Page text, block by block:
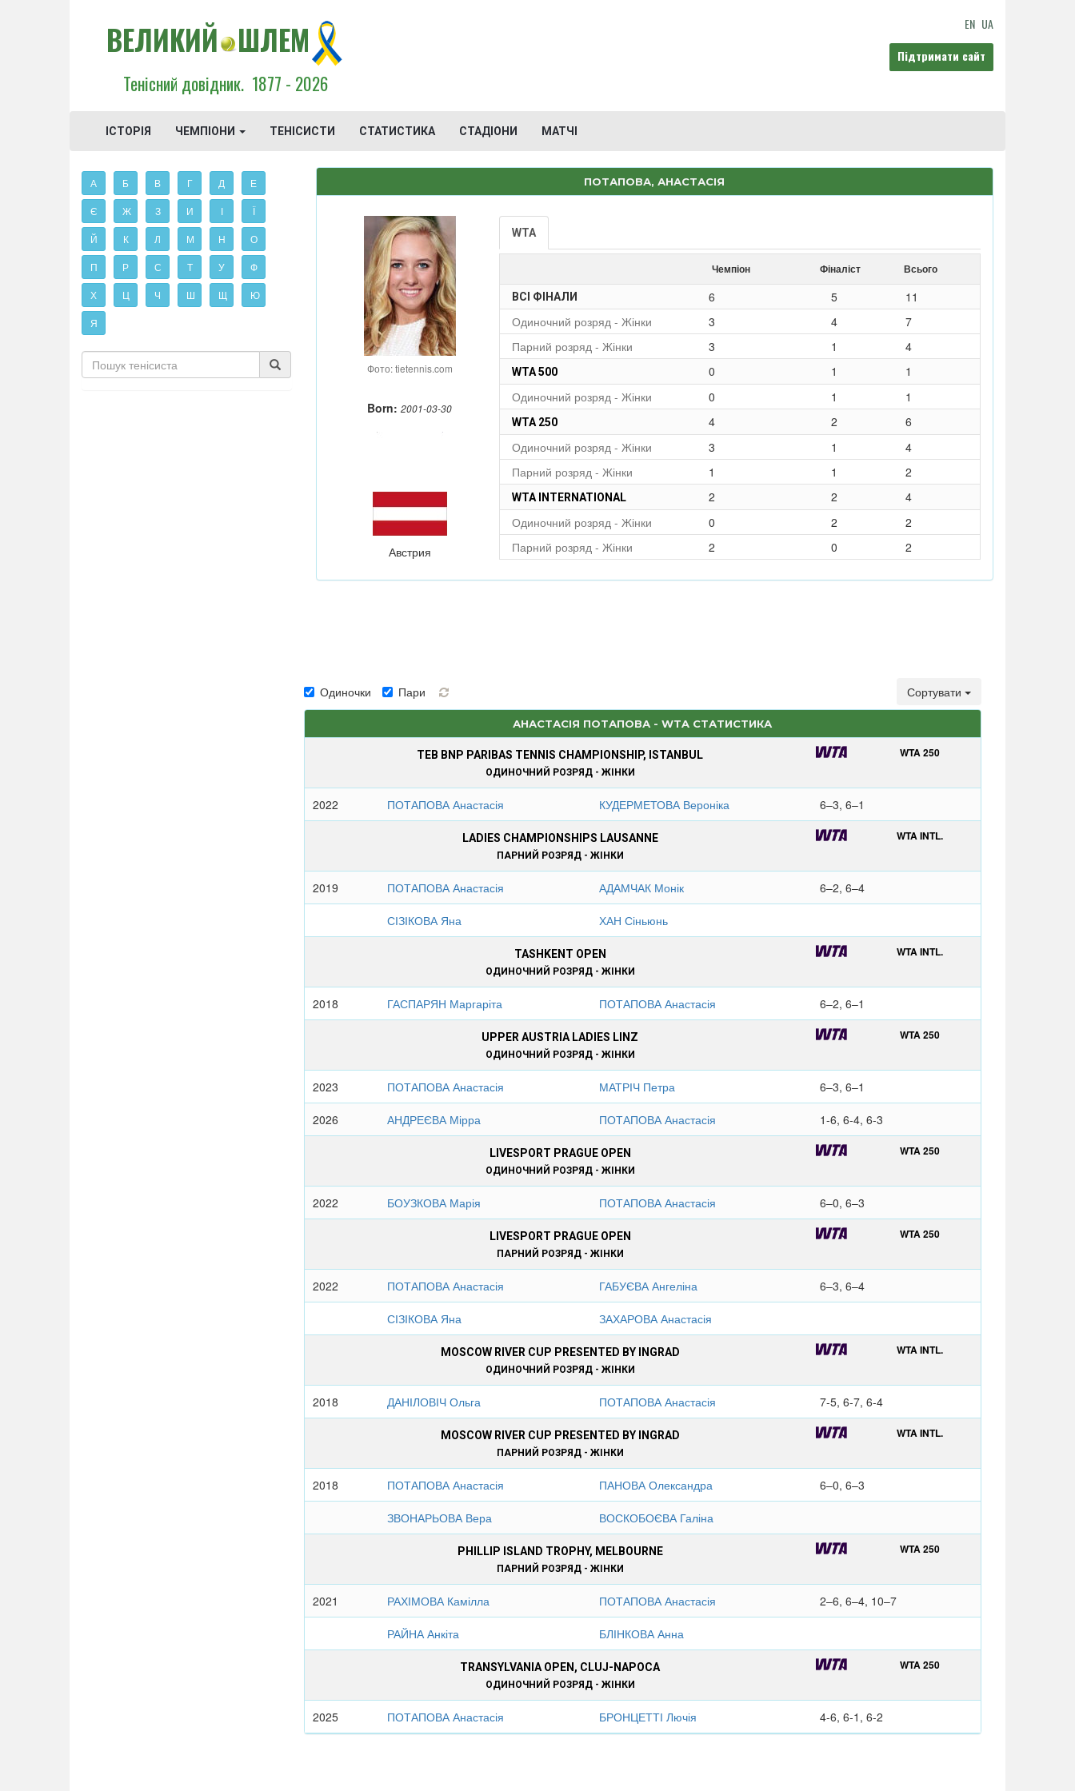
ВЕЛИКИЙ ШЛЕМ
Тенісний довідник. 1877 - 2026
EN UA
Підтримати сайт
ІСТОРІЯ ЧЕМПІОНИ ТЕНІСИСТИ СТАТИСТИКА СТАДІОНИ МАТЧІ
А Б В Г Д Е
Є Ж З И І Ї
Й К Л М Н О
П Р С Т У Ф
Х Ц Ч Ш Щ Ю
Я
ПОТАПОВА, АНАСТАСІЯ
Фото: tietennis.com
Born:2001-03-30
Австрия
WTA
Чемпіон Фіналіст Всього
ВСІ ФІНАЛИ 6 5
11
Одиночний розряд - Жінки
3 4
7
Парний розряд - Жінки
3 1 4
WTA 500 0 1
1
Одиночний розряд - Жінки
0 1 1
WTA 250 4 2
6
Одиночний розряд - Жінки
3 1
4
Парний розряд - Жінки
1 1 2
WTA INTERNATIONAL 2 2
4
Одиночний розряд - Жінки
0 2
2
Парний розряд - Жінки
2 0 2
Одиночки Пари Сортувати
АНАСТАСІЯ ПОТАПОВА - WTA СТАТИСТИКА
TEB BNP PARIBAS TENNIS CHAMPIONSHIP, ISTANBUL
ОДИНОЧНИЙ РОЗРЯД - ЖІНКИ
WTA 250
2022 ПОТАПОВА Анастасія КУДЕРМЕТОВА Вероніка 6–3, 6–1
LADIES CHAMPIONSHIPS LAUSANNE
ПАРНИЙ РОЗРЯД - ЖІНКИ
WTA INTL.
2019 ПОТАПОВА Анастасія АДАМЧАК Монік 6–2, 6–4
СІЗІКОВА Яна ХАН Сіньюнь
TASHKENT OPEN
ОДИНОЧНИЙ РОЗРЯД - ЖІНКИ
WTA INTL.
2018 ГАСПАРЯН Маргаріта ПОТАПОВА Анастасія 6–2, 6–1
UPPER AUSTRIA LADIES LINZ
ОДИНОЧНИЙ РОЗРЯД - ЖІНКИ
WTA 250
2023 ПОТАПОВА Анастасія МАТРІЧ Петра 6–3, 6–1
2026 АНДРЕЄВА Мірра ПОТАПОВА Анастасія 1-6, 6-4, 6-3
LIVESPORT PRAGUE OPEN
ОДИНОЧНИЙ РОЗРЯД - ЖІНКИ
WTA 250
2022 БОУЗКОВА Марія ПОТАПОВА Анастасія 6–0, 6–3
LIVESPORT PRAGUE OPEN
ПАРНИЙ РОЗРЯД - ЖІНКИ
WTA 250
2022 ПОТАПОВА Анастасія ГАБУЄВА Ангеліна 6–3, 6–4
СІЗІКОВА Яна ЗАХАРОВА Анастасія
MOSCOW RIVER CUP PRESENTED BY INGRAD
ОДИНОЧНИЙ РОЗРЯД - ЖІНКИ
WTA INTL.
2018 ДАНІЛОВІЧ Ольга ПОТАПОВА Анастасія 7-5, 6-7, 6-4
MOSCOW RIVER CUP PRESENTED BY INGRAD
ПАРНИЙ РОЗРЯД - ЖІНКИ
WTA INTL.
2018 ПОТАПОВА Анастасія ПАНОВА Олександра 6–0, 6–3
ЗВОНАРЬОВА Вера ВОСКОБОЄВА Галіна
PHILLIP ISLAND TROPHY, MELBOURNE
ПАРНИЙ РОЗРЯД - ЖІНКИ
WTA 250
2021 РАХІМОВА Камілла ПОТАПОВА Анастасія 2–6, 6–4, 10–7
РАЙНА Анкіта БЛІНКОВА Анна
TRANSYLVANIA OPEN, CLUJ-NAPOCA
ОДИНОЧНИЙ РОЗРЯД - ЖІНКИ
WTA 250
2025 ПОТАПОВА Анастасія БРОНЦЕТТІ Лючія 4-6, 6-1, 6-2